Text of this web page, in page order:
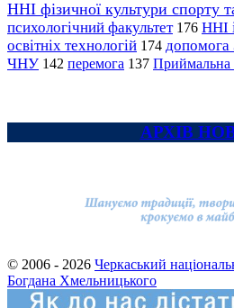
ННІ фізичної культури спорту
психологічний факультет 176 ННІ
освітніх технологій 174
ЧНУ 142 перемога 137 Приймальна
АРХІВ
© 2006 - 2026 Черкаський
Богдана Хмельницького